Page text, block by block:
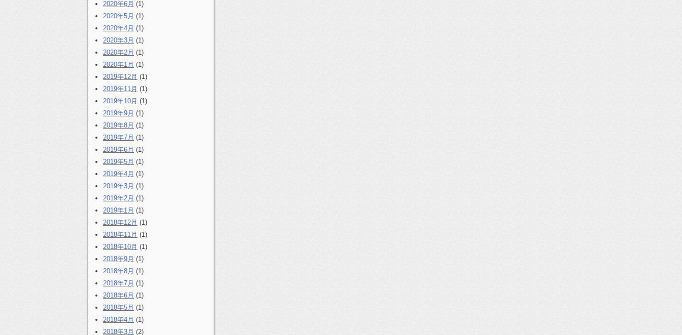
2020年6月 (1)
2020年5月 (1)
2020年4月 (1)
2020年3月 (1)
2020年2月 (1)
2020年1月 (1)
2019年12月 (1)
2019年11月 (1)
2019年10月 (1)
2019年9月 (1)
2019年8月 (1)
2019年7月 (1)
2019年6月 (1)
2019年5月 (1)
2019年4月 (1)
2019年3月 (1)
2019年2月 (1)
2019年1月 (1)
2018年12月 (1)
2018年11月 (1)
2018年10月 (1)
2018年9月 (1)
2018年8月 (1)
2018年7月 (1)
2018年6月 (1)
2018年5月 (1)
2018年4月 (1)
2018年3月 (2)